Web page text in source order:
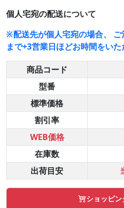
個人宅宛の配送について
※配送先が個人宅宛の場合、
まで+3営業日ほどお時間をいた
商品コード
型番
標準価格
割引率
WEB価格
在庫数
出荷目安
ショッピン